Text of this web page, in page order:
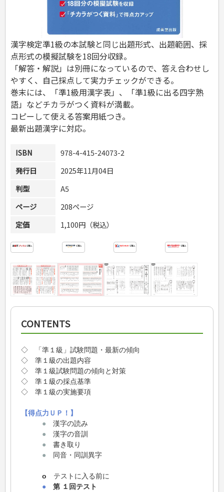
危険物取扱者
消防設備士
その他資格試験
漢字検定準1級の本試験と同じ出題形式、出題範囲、採
点形式の模擬試験を18回分収録。
「解答・解説」は別冊になっているので、答え合わせし
やすく、自己採点して実力チェックができる。
巻末には、「準1級用漢字表」、「準1級に出る四字熟
語」などチカラがつく資料が満載。
コピーして使える答案用紙つき。
最新出題漢字に対応。
ISBN
978-4-415-24073-2
発行日
2025年11月04日
判型
A5
ページ
208ページ
定価
1,100円（税込）
CONTENTS
◇ 「準１級」試験問題・最新の傾向
◇ 準１級の出題内容
◇ 準１級試験問題の傾向と対策
◇ 準１級の採点基準
◇ 準１級の実施要項
【得点力ＵＰ！】
● 漢字の読み
● 漢字の音訓
● 書き取り
● 同音・同訓異字
o テストに入る前に
● 第 １回テスト